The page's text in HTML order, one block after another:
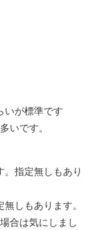
いが標準です
いです。
。指定無しもあり
しもあります。
合は気にしまし